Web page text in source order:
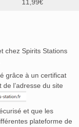
11,99€
chez Spirits Stations
grâce à un certificat
l’adresse du site
et que les
plateforme de